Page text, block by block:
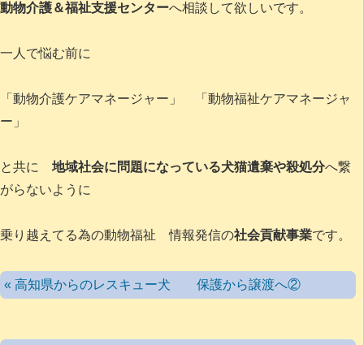
動物介護＆福祉支援センターへ相談して欲しいです。
一人で悩む前に
「動物介護ケアマネージャー」 「動物福祉ケアマネージャ
ー」
と共に 地域社会に問題になっている犬猫遺棄や殺処分へ繋
がらないように
乗り越えてる為の動物福祉 情報発信の社会貢献事業です。
« 高知県からのレスキュー犬 保護から譲渡へ②